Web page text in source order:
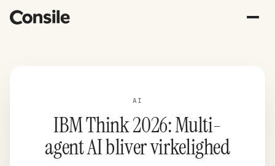
AI
IBM Think 2026: Multi-
agent AI bliver virkelighed